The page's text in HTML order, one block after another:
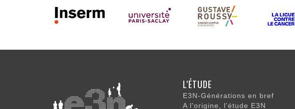
NAVIGATION
PRINCIPALE
L'ÉTUDE
E3N-Générations en bref
A l'origine, l'étude E3N